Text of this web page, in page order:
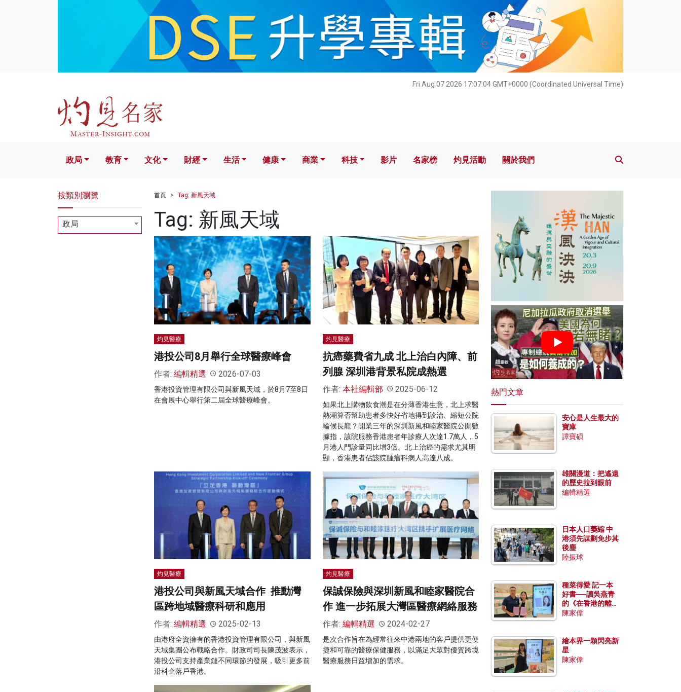
Fri Aug 07 2026 17:07:05 GMT+0000 (Coordinated Universal Time)
文化 財經 生活 健康 科技 影片 名家榜 灼見活動 關於我們
政局 教育 文化 財經 生活 健康 商業 科技 影片 名家榜 灼見活動 關於我們
首頁 Tag: 新風天域
Tag: 新風天域
灼見醫療
港投公司8月舉行全球醫療峰會
作者: 編輯精選 2026-07-03
香港投資管理有限公司與新風天域，於8月7至8日
在會展中心舉行第二屆全球醫療峰會。
灼見醫療
抗癌藥費省九成 北上治白內障、前
列腺 深圳港背景私院成熱選
作者: 本社編輯部 2025-06-12
如果北上購物飲食潮是在分薄香港生意，北上求醫
熱潮算否幫助患者多快好省地得到診治、縮短公院
輪候長龍？開業三年的深圳新風和睦家醫院公開數
據指，該院服務香港患者年診療人次達1.7萬人，5
月港人門診量同比增3倍。北上治癌的需求尤其明
顯，香港患者佔該院腫瘤科病人高達八成。
灼見醫療
港投公司與新風天域合作 推動灣
區跨地域醫療科研和應用
作者: 編輯精選 2025-02-13
由港府全資擁有的香港投資管理有限公司，與新風
天域集團公布戰略合作。財政司司長陳茂波表示，
港投公司支持產業鏈不同環節的發展，吸引更多前
沿科企落戶香港。
灼見醫療
保誠保險與深圳新風和睦家醫院合
作 進一步拓展大灣區醫療網絡服務
作者: 編輯精選 2024-02-27
是次合作旨在為經常往來中港兩地的客戶提供更便
捷和可靠的醫療保健服務，以滿足大眾對優質跨境
醫療服務日益增加的需求。
按類別瀏覽
政局
熱門文章
安心是人生最大的
寶庫
譚寶碩
雄關漫道：把遙遠
的歷史拉到眼前
編輯精選
日本人口萎縮 中
港須先謀劃免步其
後塵
陸振球
種菜得愛 記一本
好書──讀吳燕青
的《在香港的離島
種菜》
陳家偉
繪本界一顆閃亮新
星
陳家偉